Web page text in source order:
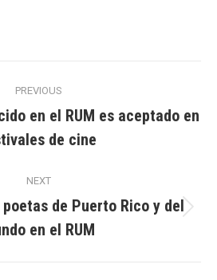
PREVIOUS
post:
en el RUM es aceptado en
de cine
NEXT
post:
de Puerto Rico y del
en el RUM